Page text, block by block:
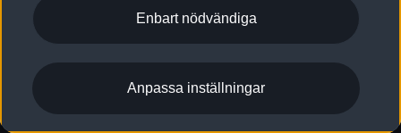
Lediga tjänster hos Audi Återförsäljare
Kommentar till mediauppgifter om dataläcka
Enbart nödvändiga
Anpassa inställningar